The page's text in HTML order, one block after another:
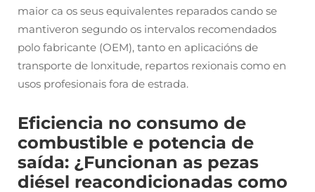
maior ca os seus equivalentes reparados cando se
mantiveron segundo os intervalos recomendados
polo fabricante (OEM), tanto en aplicacións de
transporte de lonxitude, repartos rexionais como en
usos profesionais fora de estrada.
Eficiencia no consumo de
combustible e potencia de
saída: ¿Funcionan as pezas
diésel reacondicionadas como